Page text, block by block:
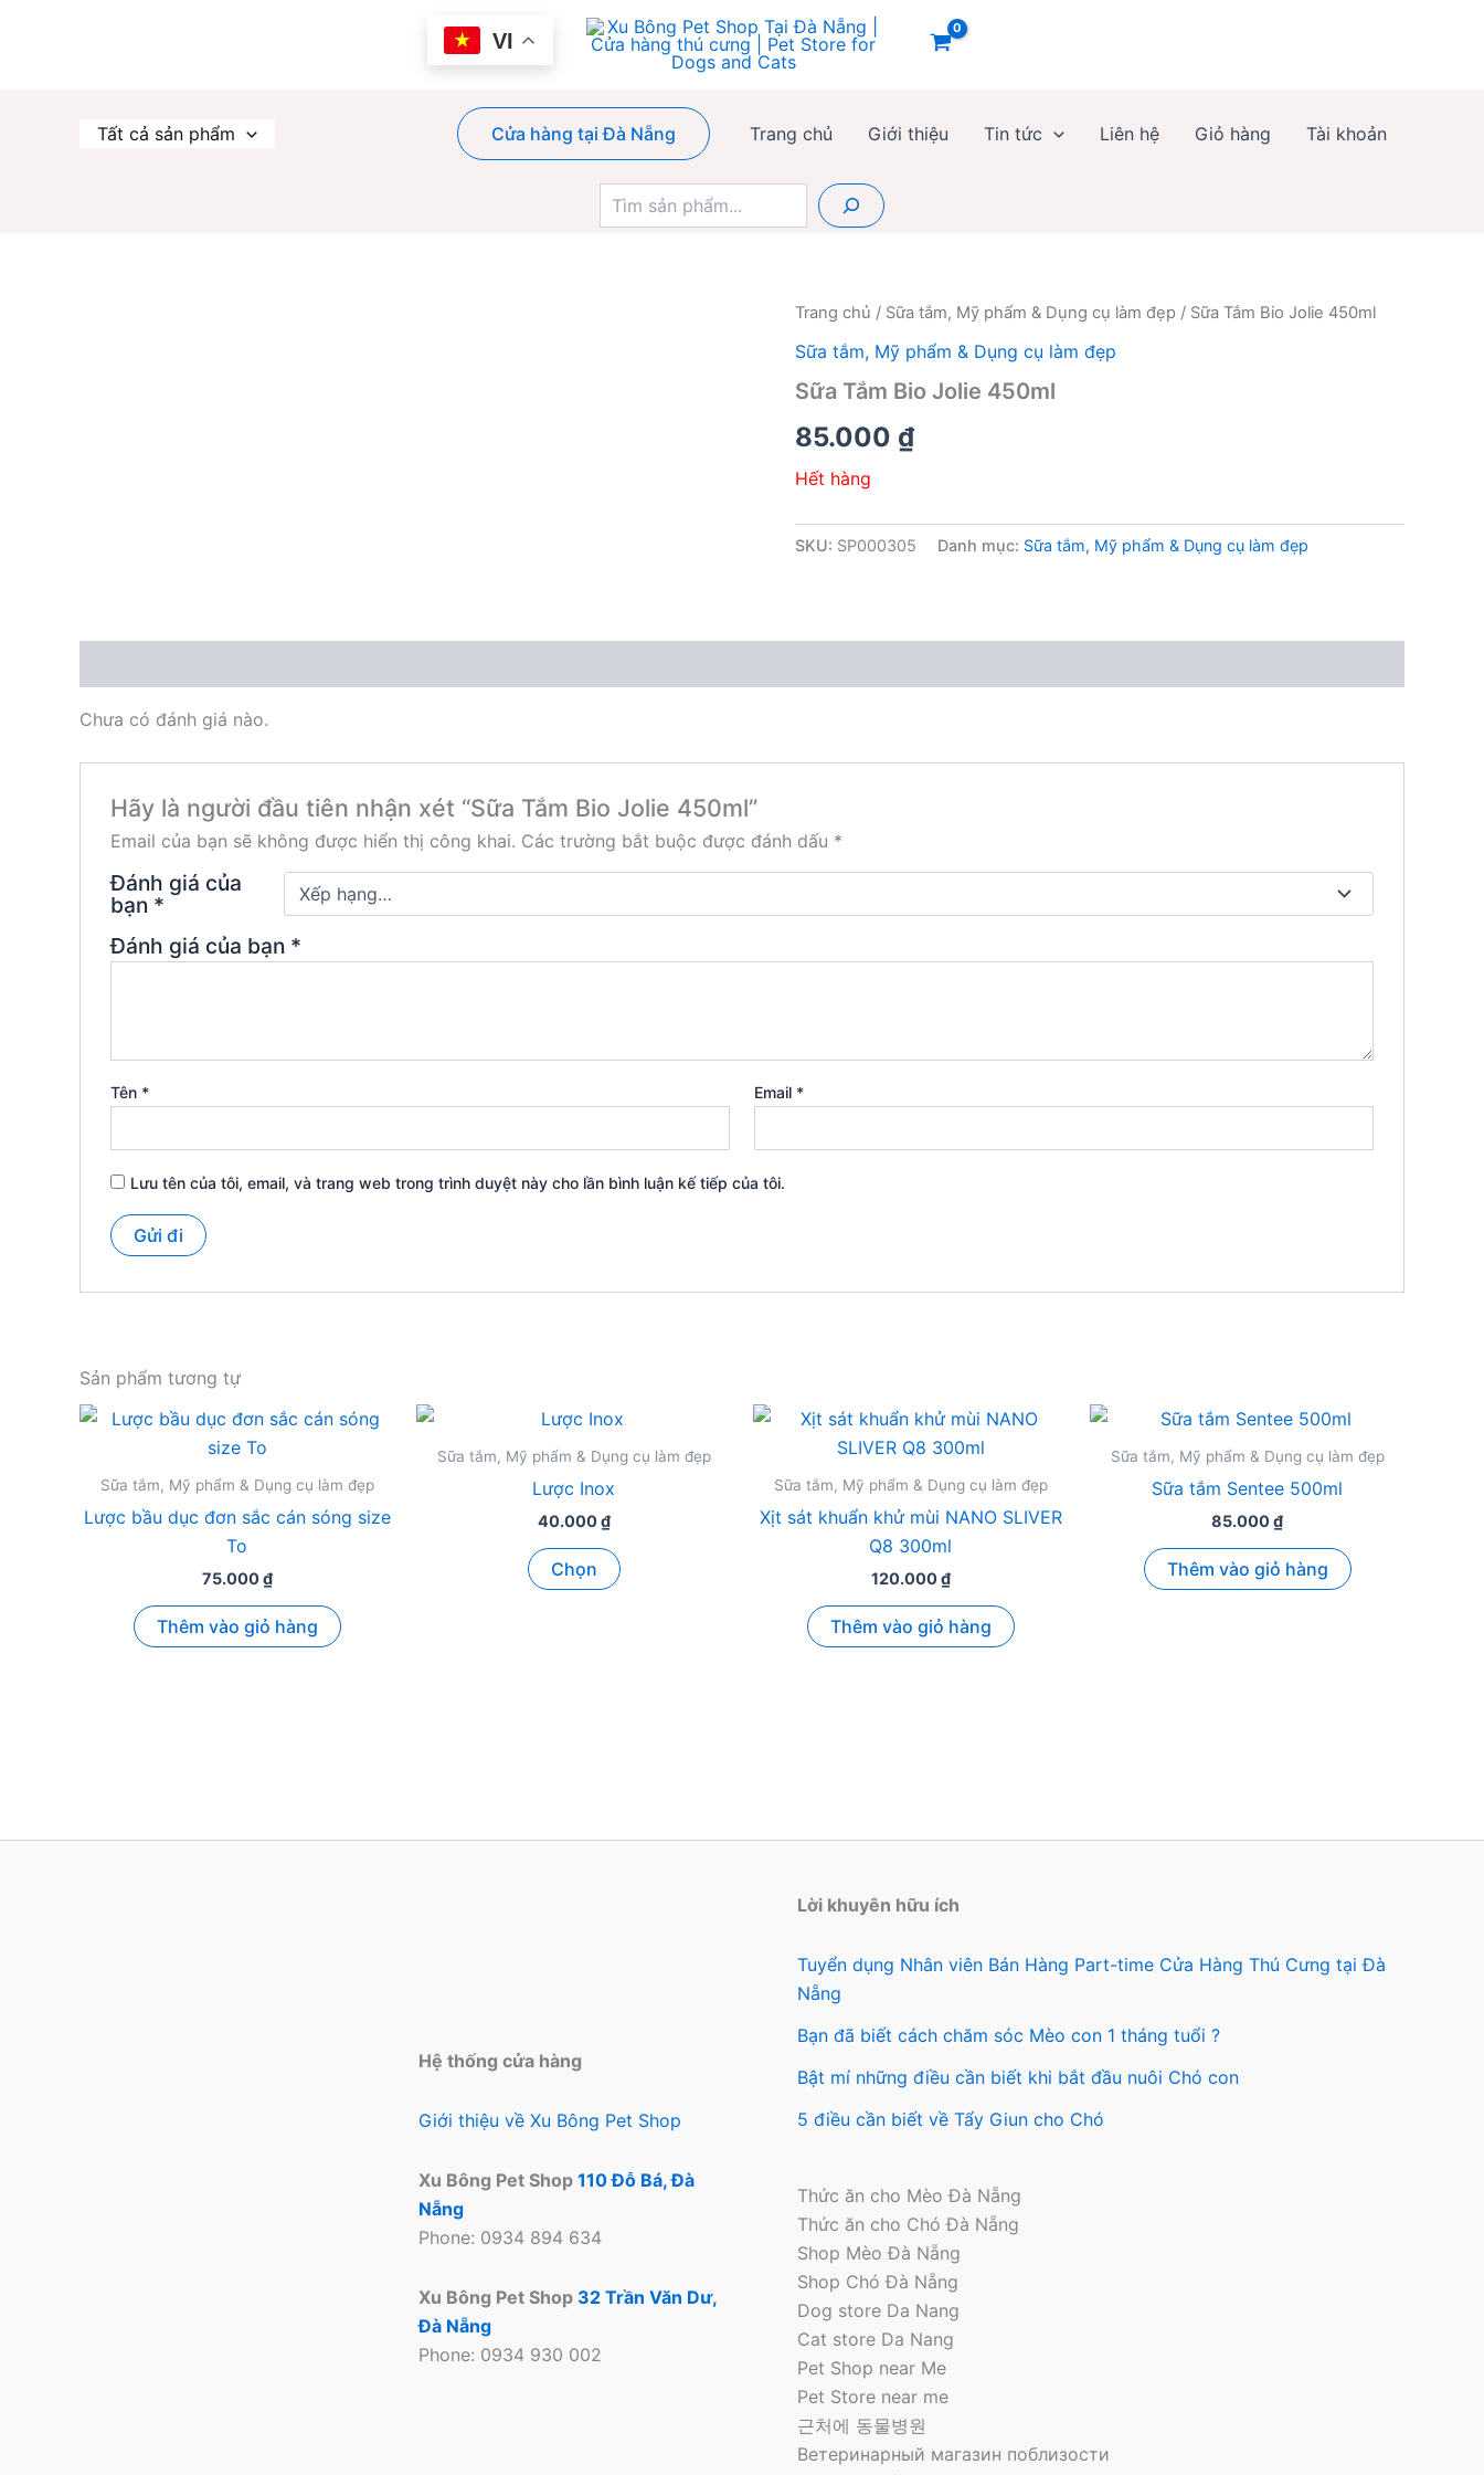
VI
Tất cả sản phẩm Cửa hàng tại Đà Nẵng Trang chủ Giới thiệu Tin tức Liên hệ Giỏ hàng Tài khoản
kiếm
Trang chủ / Sữa tắm, Mỹ phẩm & Dụng cụ làm đẹp / Sữa Tắm Bio Jolie 450ml
Sữa tắm, Mỹ phẩm & Dụng cụ làm đẹp
Sữa Tắm Bio Jolie 450ml
85.000 ₫
Hết hàng
SKU: SP000305 Danh mục: Sữa tắm, Mỹ phẩm & Dụng cụ làm đẹp
Chưa có đánh giá nào.
Hãy là người đầu tiên nhận xét “Sữa Tắm Bio Jolie 450ml”
Email của bạn sẽ không được hiển thị công khai. Các trường bắt buộc được đánh dấu *
Đánh giá của
bạn *
Đánh giá của bạn *
Tên * Email *
Lưu tên của tôi, email, và trang web trong trình duyệt này cho lần bình luận kế tiếp của tôi.
Sản phẩm tương tự
Sữa tắm, Mỹ phẩm & Dụng cụ làm đẹp
Lược bầu dục đơn sắc cán sóng size
To
75.000₫
Thêm vào giỏ hàng
Sữa tắm, Mỹ phẩm & Dụng cụ làm đẹp
Lược Inox
40.000₫
Chọn
phẩm
có
Sữa tắm, Mỹ phẩm & Dụng cụ làm đẹp
Xịt sát khuẩn khử mùi NANO SLIVER
Q8 300ml
120.000₫
Thêm vào giỏ hàng
Sữa tắm, Mỹ phẩm & Dụng cụ làm đẹp
Sữa tắm Sentee 500ml
85.000₫
Thêm vào giỏ hàng
Hệ thống cửa hàng
Giới thiệu về Xu Bông Pet Shop
Xu Bông Pet Shop 110 Đỗ Bá, Đà
Nẵng
Phone: 0934 894 634
Xu Bông Pet Shop 32 Trần Văn Dư,
Đà Nẵng
Phone: 0934 930 002
Lời khuyên hữu ích
Tuyển dụng Nhân viên Bán Hàng Part-time Cửa Hàng Thú Cưng tại Đà
Nẵng
Bạn đã biết cách chăm sóc Mèo con 1 tháng tuổi ?
Bật mí những điều cần biết khi bắt đầu nuôi Chó con
5 điều cần biết về Tẩy Giun cho Chó
Thức ăn cho Mèo Đà Nẵng
Thức ăn cho Chó Đà Nẵng
Shop Mèo Đà Nẵng
Shop Chó Đà Nẵng
Dog store Da Nang
Cat store Da Nang
Pet Shop near Me
Pet Store near me
근처에 동물병원
Ветеринарный магазин поблизости